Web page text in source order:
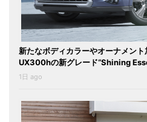
新たなボディカラーやオーナメン
UX300hの新グレード“Shining
1日 ago